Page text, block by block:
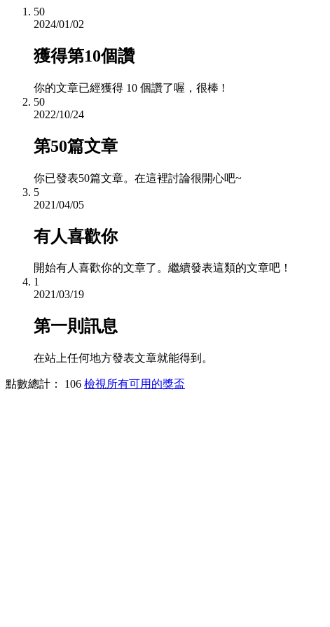
50
2024/01/02
獲得第10個讚
你的文章已經獲得 10 個讚了喔，很棒 !
50
2022/10/24
第50篇文章
你已發表50篇文章。在這裡討論很開心吧~
5
2021/04/05
有人喜歡你
開始有人喜歡你的文章了。繼續發表這類的文章吧！
1
2021/03/19
第一則訊息
在站上任何地方發表文章就能得到。
點數總計： 106 檢視所有可用的獎盃